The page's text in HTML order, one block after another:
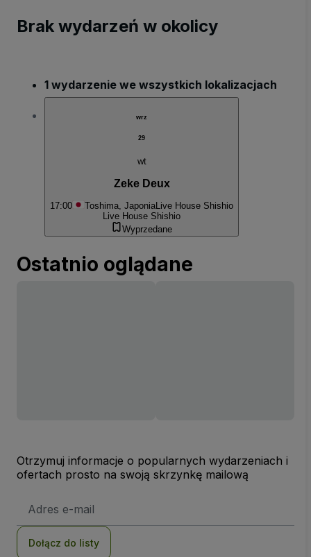
Brak wydarzeń w okolicy
1 wydarzenie we wszystkich lokalizacjach
wrz
29
wt
Zeke Deux
17:00 Toshima, JaponiaLive House Shishio
Live House Shishio
Wyprzedane
Ostatnio oglądane
Otrzymuj informacje o popularnych wydarzeniach i
ofertach prosto na swoją skrzynkę mailową
e-
Dołącz do listy